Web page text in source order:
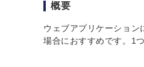
概要
ウェブアプリケーショ
場合におすすめです。1